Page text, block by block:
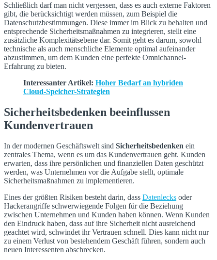
Schließlich darf man nicht vergessen, dass es auch externe Faktoren
gibt, die berücksichtigt werden müssen, zum Beispiel die
Datenschutzbestimmungen. Diese immer im Blick zu behalten und
entsprechende Sicherheitsmaßnahmen zu integrieren, stellt eine
zusätzliche Komplexitätsebene dar. Somit geht es darum, sowohl
technische als auch menschliche Elemente optimal aufeinander
abzustimmen, um dem Kunden eine perfekte Omnichannel-
Erfahrung zu bieten.
Interessanter Artikel: Hoher Bedarf an hybriden
Cloud-Speicher-Strategien
Sicherheitsbedenken beeinflussen
Kundenvertrauen
In der modernen Geschäftswelt sind Sicherheitsbedenken ein
zentrales Thema, wenn es um das Kundenvertrauen geht. Kunden
erwarten, dass ihre persönlichen und finanziellen Daten geschützt
werden, was Unternehmen vor die Aufgabe stellt, optimale
Sicherheitsmaßnahmen zu implementieren.
Eines der größten Risiken besteht darin, dass Datenlecks oder
Hackerangriffe schwerwiegende Folgen für die Beziehung
zwischen Unternehmen und Kunden haben können. Wenn Kunden
den Eindruck haben, dass auf ihre Sicherheit nicht ausreichend
geachtet wird, schwindet ihr Vertrauen schnell. Dies kann nicht nur
zu einem Verlust von bestehendem Geschäft führen, sondern auch
neuen Interessenten abschrecken.